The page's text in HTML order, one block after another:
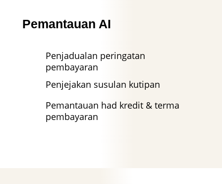
Pemantauan AI
Penjadualan peringatan
pembayaran
Penjejakan susulan kutipan
Pemantauan had kredit & terma
pembayaran